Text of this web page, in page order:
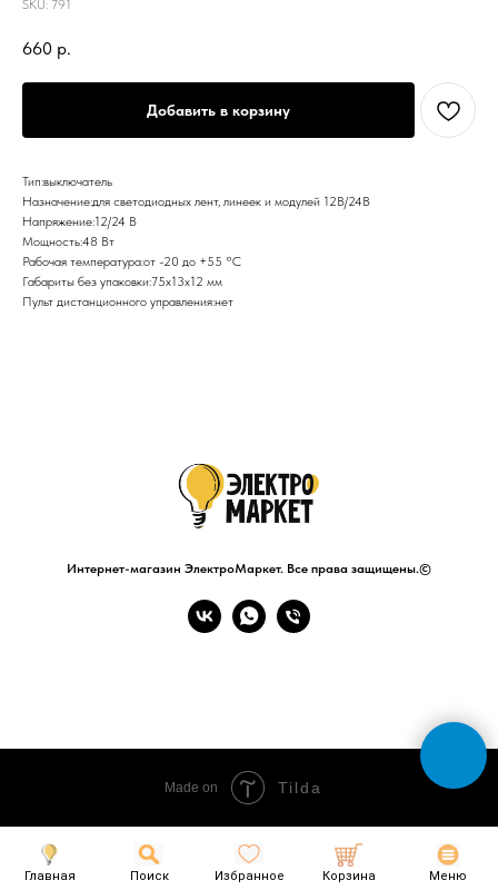
Главная Поиск Избранное Корзина Меню
SKU: 791
660 р.
Добавить в корзину
Тип:выключатель
Назначение:для светодиодных лент, линеек и модулей 12В/24В
Напряжение:12/24 В
Мощность:48 Вт
Рабочая температура:от -20 до +55 °С
Габариты без упаковки:75х13х12 мм
Пульт дистанционного управления:нет
Интернет-магазин ЭлектроМаркет. Все права защищены.©
Made on Tilda